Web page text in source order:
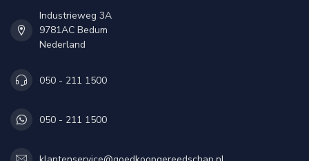
Industrieweg 3A
9781AC Bedum
Nederland
050 - 211 1500
050 - 211 1500